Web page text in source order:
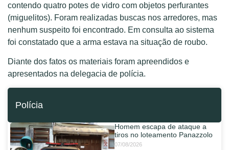
contendo quatro potes de vidro com objetos perfurantes
(miguelitos). Foram realizadas buscas nos arredores, mas
nenhum suspeito foi encontrado. Em consulta ao sistema
foi constatado que a arma estava na situação de roubo.
Diante dos fatos os materiais foram apreendidos e
apresentados na delegacia de polícia.
Polícia
Homem escapa de ataque a
tiros no loteamento Panazzolo
07/08/2026